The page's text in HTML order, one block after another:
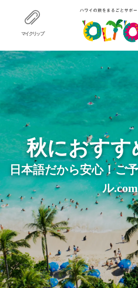
マイクリップ
秋におす
日本語だから安心！ご
ル